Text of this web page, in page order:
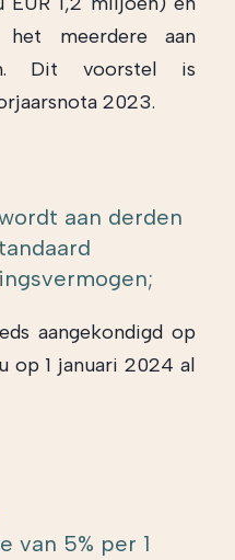
meerdere aan
Dit voorstel is
2023.
aan derden
aangekondigd op
op 1 januari 2024 al
van 5% per 1